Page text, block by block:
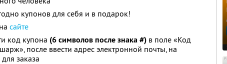
купонов для себя и в подарок!
сайте
код купона (6 символов после знака #) в поле «Код
после ввести адрес электронной почты, на
заказа